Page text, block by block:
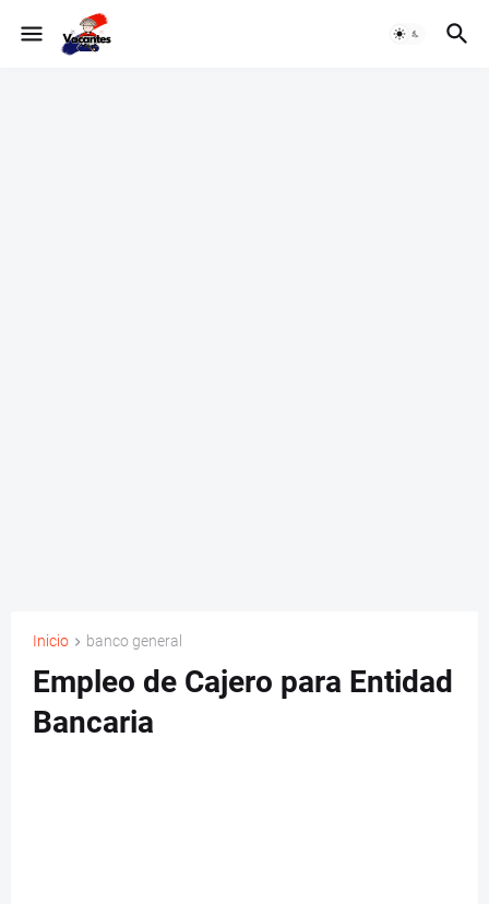
Inicio banco general
Empleo de Cajero para Entidad
Bancaria